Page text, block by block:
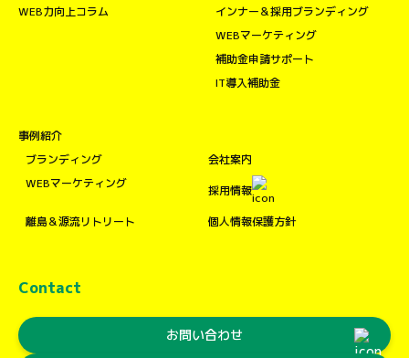
WEB力向上コラム
インナー＆採用ブランディング
WEBマーケティング
補助金申請サポート
IT導入補助金
事例紹介
ブランディング
WEBマーケティング
離島＆源流リトリート
会社案内
採用情報
個人情報保護方針
Contact
お問い合わせ